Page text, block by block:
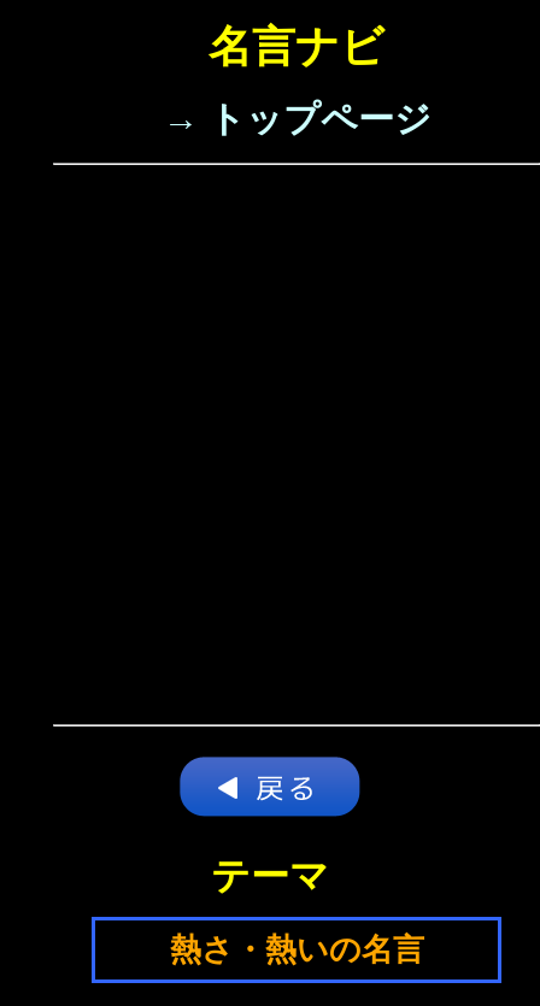
名言ナビ
→ トップページ
テーマ
熱さ・熱いの名言